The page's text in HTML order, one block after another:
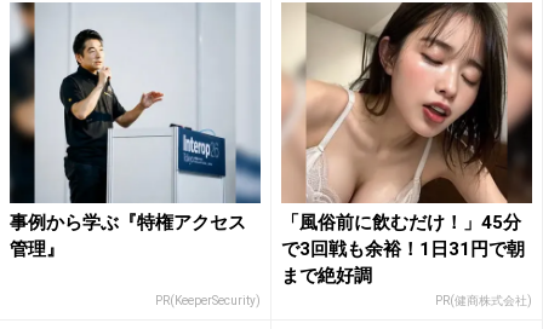
事例から学ぶ『特権アクセス
管理』
PR(KeeperSecurity)
「風俗前に飲むだけ！」45分
で3回戦も余裕！1日31円で朝
まで絶好調
PR(健商株式会社)